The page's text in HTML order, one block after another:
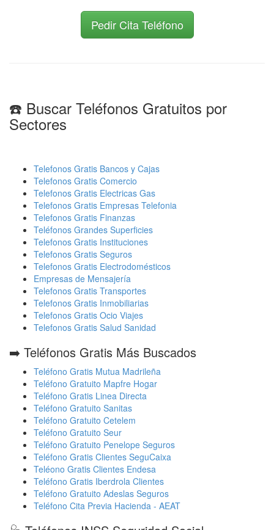
Pedir Cita Teléfono
☎️ Buscar Teléfonos Gratuitos por
Sectores
Telefonos Gratis Bancos y Cajas
Telefonos Gratis Comercio
Telefonos Gratis Electricas Gas
Telefonos Gratis Empresas Telefonia
Telefonos Gratis Finanzas
Teléfonos Grandes Superficies
Telefonos Gratis Instituciones
Telefonos Gratis Seguros
Telefonos Gratis Electrodomésticos
Empresas de Mensajería
Telefonos Gratis Transportes
Telefonos Gratis Inmobiliarias
Telefonos Gratis Ocio Viajes
Telefonos Gratis Salud Sanidad
➡️ Teléfonos Gratis Más Buscados
Teléfono Gratis Mutua Madrileña
Teléfono Gratuito Mapfre Hogar
Teléfono Gratis Linea Directa
Teléfono Gratuito Sanitas
Teléfono Gratuito Cetelem
Teléfono Gratuito Seur
Teléfono Gratuito Penelope Seguros
Teléfono Gratis Clientes SeguCaixa
Teléono Gratis Clientes Endesa
Teléfono Gratis Iberdrola Clientes
Teléfono Gratuito Adeslas Seguros
Teléfono Cita Previa Hacienda - AEAT